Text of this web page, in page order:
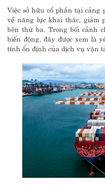
Việc sở hữu cổ phần tại
về năng lực khai thác, giảm
bên thứ ba. Trong bối cảnh
biến động, đây được xem là
tính ổn định của dịch vụ vận